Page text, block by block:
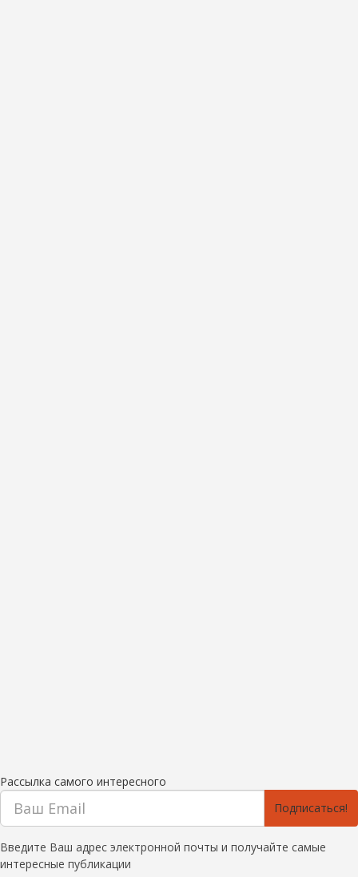
Рассылка самого интересного
Подписаться!
Введите Ваш адрес электронной почты и получайте самые
интересные публикации